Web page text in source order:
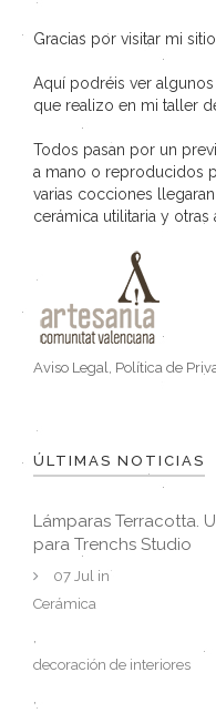
Gracias por visitar mi
Aquí podréis ver
que realizo en mi taller
Todos pasan por un
a mano o reproducidos
varias cocciones
cerámica utilitaria y otras
Aviso Legal, Política de
ÚLTIMAS NOTICIAS
Lámparas Terracotta.
para Trenchs Studio
07 Jul in
Cerámica
,
decoración de interiores
,